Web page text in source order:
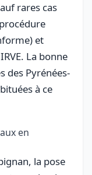
rares cas
et
La bonne
des Pyrénées-
à ce
en
la pose